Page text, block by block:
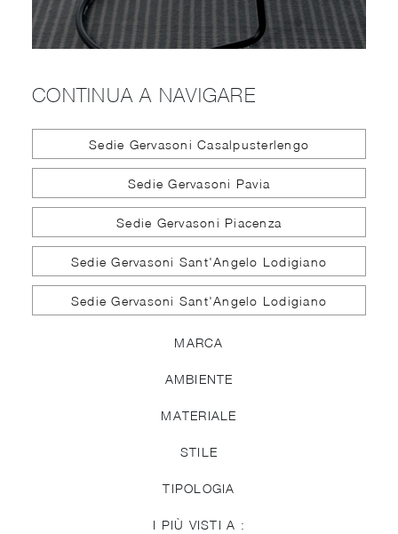
CONTINUA A NAVIGARE
Sedie Gervasoni Casalpusterlengo
Sedie Gervasoni Pavia
Sedie Gervasoni Piacenza
Sedie Gervasoni Sant'Angelo Lodigiano
Sedie Gervasoni Sant'Angelo Lodigiano
MARCA
AMBIENTE
MATERIALE
STILE
TIPOLOGIA
I PIÙ VISTI A :